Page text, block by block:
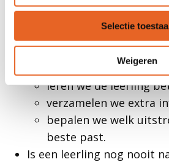
Selectie
Weigeren
Dan gaat de leerling eerst
instroomklas.
leren we de leerling
verzamelen we extra
bepalen we welk
beste past.
Is een leerling nog nooit